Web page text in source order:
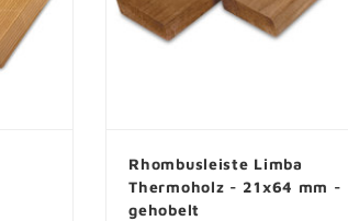
Rhombusleiste Limba
Thermoholz - 21x64 mm -
gehobelt